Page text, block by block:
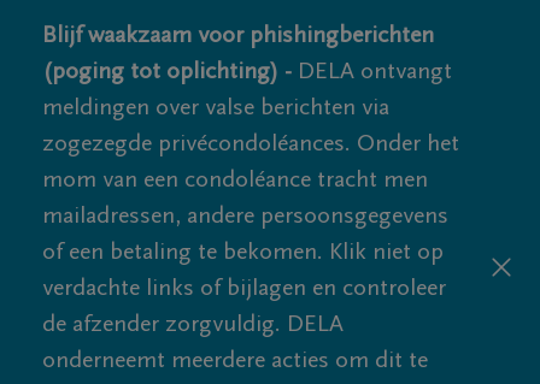
Blijf waakzaam voor phishingberichten
(poging tot oplichting) - DELA ontvangt
meldingen over valse berichten via
zogezegde privécondoléances. Onder het
mom van een condoléance tracht men
mailadressen, andere persoonsgegevens
of een betaling te bekomen. Klik niet op
verdachte links of bijlagen en controleer
de afzender zorgvuldig. DELA
onderneemt meerdere acties om dit te